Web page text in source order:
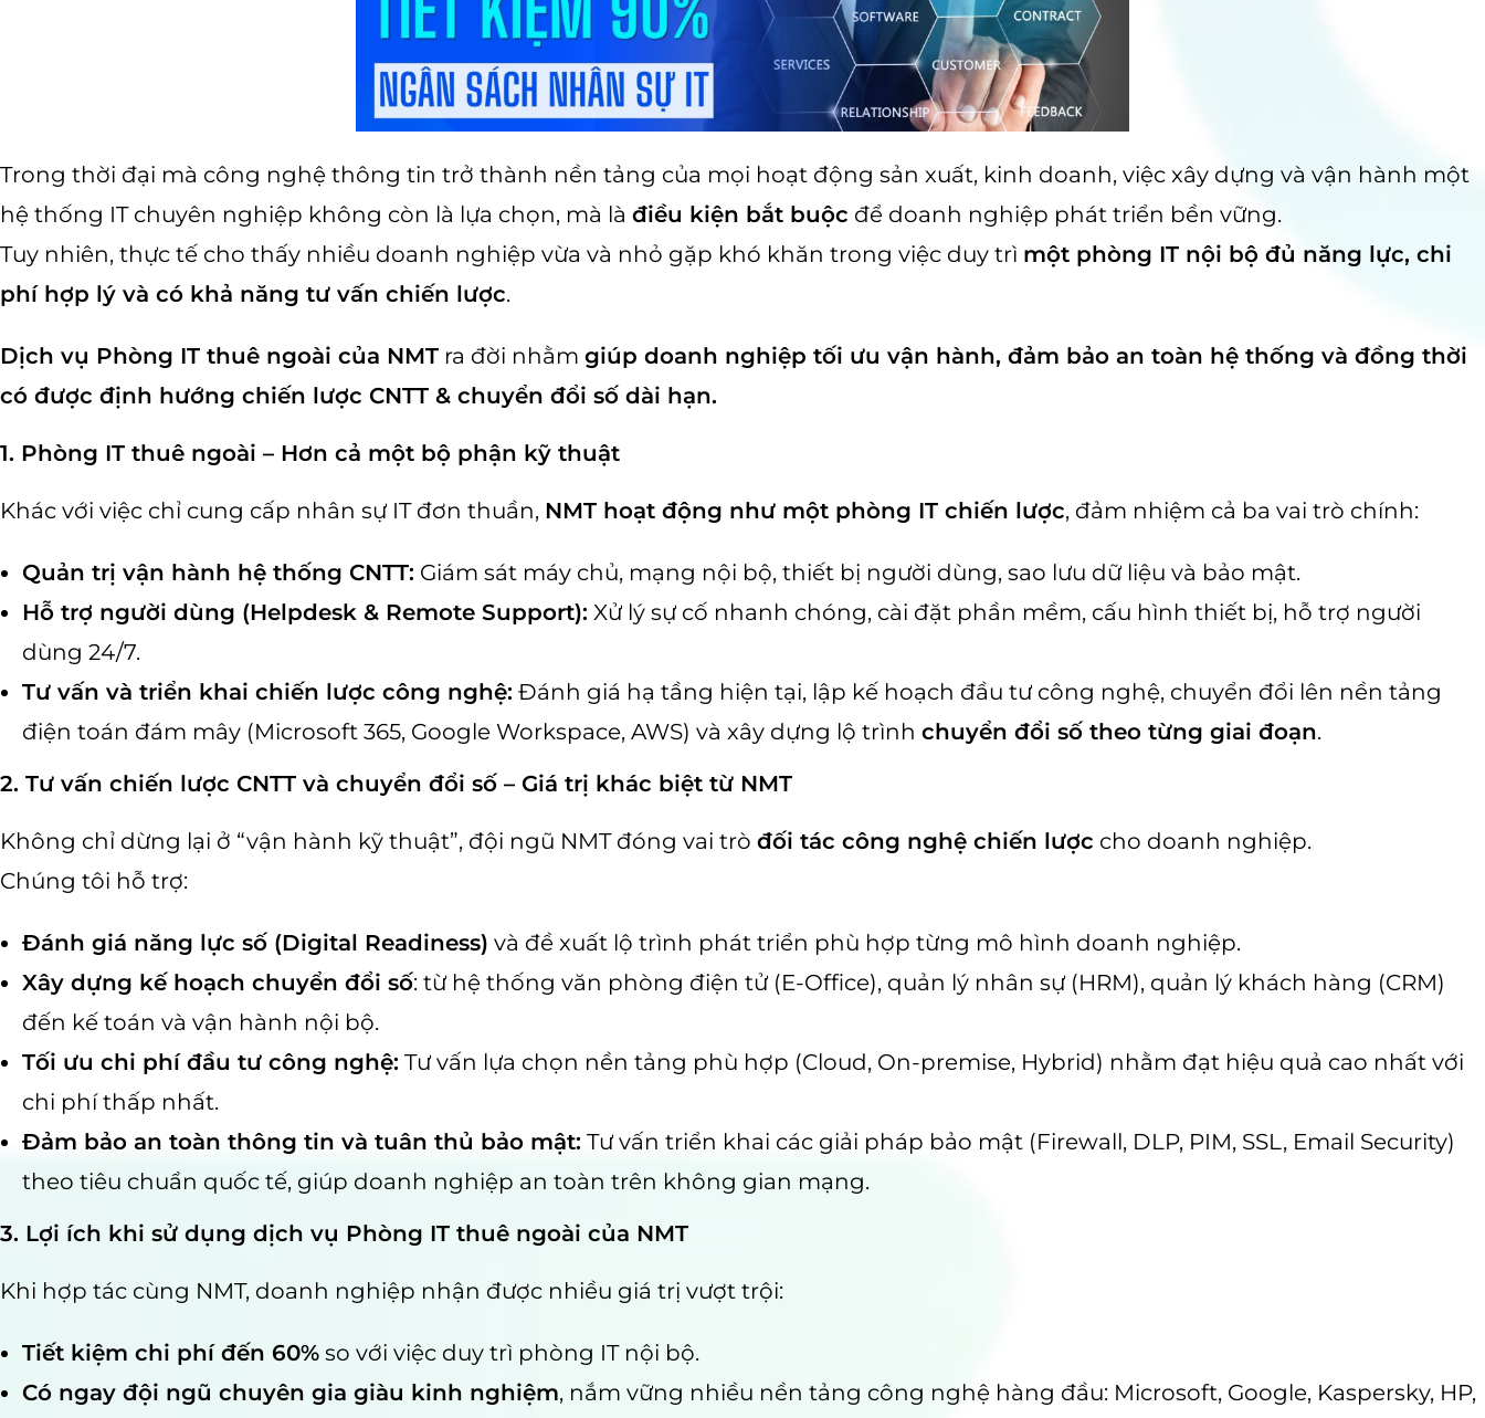
Trong thời đại mà công nghệ thông tin trở thành nền tảng của mọi hoạt động sản xuất, kinh doanh, việc xây dựng và vận hành một
hệ thống IT chuyên nghiệp không còn là lựa chọn, mà là điều kiện bắt buộc để doanh nghiệp phát triển bền vững.
Tuy nhiên, thực tế cho thấy nhiều doanh nghiệp vừa và nhỏ gặp khó khăn trong việc duy trì một phòng IT nội bộ đủ năng lực, chi
phí hợp lý và có khả năng tư vấn chiến lược.
Dịch vụ Phòng IT thuê ngoài của NMT ra đời nhằm giúp doanh nghiệp tối ưu vận hành, đảm bảo an toàn hệ thống và đồng thời
có được định hướng chiến lược CNTT & chuyển đổi số dài hạn.
1. Phòng IT thuê ngoài – Hơn cả một bộ phận kỹ thuật
Khác với việc chỉ cung cấp nhân sự IT đơn thuần, NMT hoạt động như một phòng IT chiến lược, đảm nhiệm cả ba vai trò chính:
Quản trị vận hành hệ thống CNTT: Giám sát máy chủ, mạng nội bộ, thiết bị người dùng, sao lưu dữ liệu và bảo mật.
Hỗ trợ người dùng (Helpdesk & Remote Support): Xử lý sự cố nhanh chóng, cài đặt phần mềm, cấu hình thiết bị, hỗ trợ người
dùng 24/7.
Tư vấn và triển khai chiến lược công nghệ: Đánh giá hạ tầng hiện tại, lập kế hoạch đầu tư công nghệ, chuyển đổi lên nền tảng
điện toán đám mây (Microsoft 365, Google Workspace, AWS) và xây dựng lộ trình chuyển đổi số theo từng giai đoạn.
2. Tư vấn chiến lược CNTT và chuyển đổi số – Giá trị khác biệt từ NMT
Không chỉ dừng lại ở “vận hành kỹ thuật”, đội ngũ NMT đóng vai trò đối tác công nghệ chiến lược cho doanh nghiệp.
Chúng tôi hỗ trợ:
Đánh giá năng lực số (Digital Readiness) và đề xuất lộ trình phát triển phù hợp từng mô hình doanh nghiệp.
Xây dựng kế hoạch chuyển đổi số: từ hệ thống văn phòng điện tử (E-Office), quản lý nhân sự (HRM), quản lý khách hàng (CRM)
đến kế toán và vận hành nội bộ.
Tối ưu chi phí đầu tư công nghệ: Tư vấn lựa chọn nền tảng phù hợp (Cloud, On-premise, Hybrid) nhằm đạt hiệu quả cao nhất với
chi phí thấp nhất.
Đảm bảo an toàn thông tin và tuân thủ bảo mật: Tư vấn triển khai các giải pháp bảo mật (Firewall, DLP, PIM, SSL, Email Security)
theo tiêu chuẩn quốc tế, giúp doanh nghiệp an toàn trên không gian mạng.
3. Lợi ích khi sử dụng dịch vụ Phòng IT thuê ngoài của NMT
Khi hợp tác cùng NMT, doanh nghiệp nhận được nhiều giá trị vượt trội:
Tiết kiệm chi phí đến 60% so với việc duy trì phòng IT nội bộ.
Có ngay đội ngũ chuyên gia giàu kinh nghiệm, nắm vững nhiều nền tảng công nghệ hàng đầu: Microsoft, Google, Kaspersky, HP,